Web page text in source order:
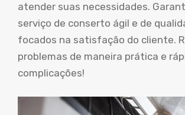
atender suas necessidades.
serviço de conserto ágil e de
focados na satisfação do cliente.
problemas de maneira prática e
complicações!